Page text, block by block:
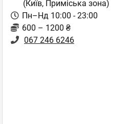
(Київ, Приміська зона)
Пн–Нд 10:00 - 23:00
600 – 1200 ₴
067 246 6246